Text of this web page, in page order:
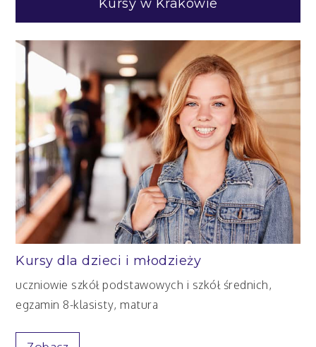
Kursy w Krakowie
Kursy dla dzieci i młodzieży
uczniowie szkół podstawowych i szkół średnich,
egzamin 8-klasisty, matura